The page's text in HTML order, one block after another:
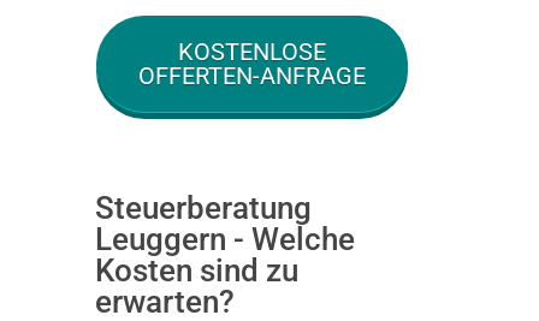
KOSTENLOSE
OFFERTEN-ANFRAGE
Steuerberatung
Leuggern - Welche
Kosten sind zu
erwarten?